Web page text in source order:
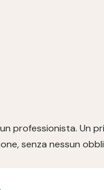
professionista. Un
senza nessun